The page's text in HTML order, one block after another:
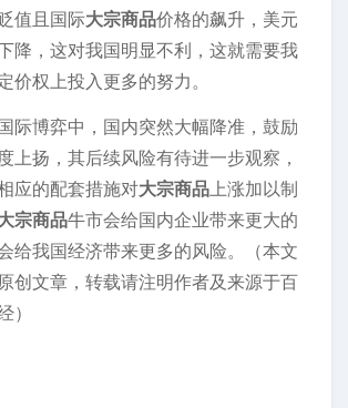
值且国际大宗商品价格的飙升，美元
降，这对我国明显不利，这就需要我
价权上投入更多的努力。
际博弈中，国内突然大幅降准，鼓励
上扬，其后续风险有待进一步观察，
应的配套措施对大宗商品上涨加以制
宗商品牛市会给国内企业带来更大的
给我国经济带来更多的风险。（本文
创文章，转载请注明作者及来源于百
）